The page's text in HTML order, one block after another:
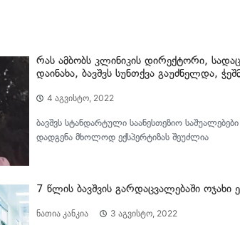
რას ამბობს კლინიკის დირექტორი,
დაინახა, ბავშვს სუნთქვა გაუძნელდა,
4 აგვისტო, 2022
ბავშვს სტანდარტული საანესთეზიო
დადგენა მხოლოდ ექსპერტიზას შეუძლია
7 წლის ბავშვის გარდაცვალებაში ოჯახი
ნათია კანკია 3 აგვისტო, 2022